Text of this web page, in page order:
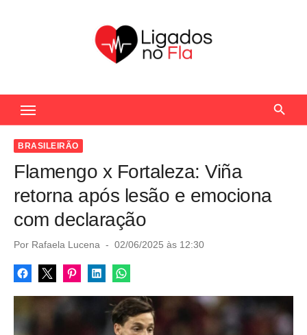
c
BRASILEIRÃO
Flamengo x Fortaleza: Viña
retorna após lesão e emociona
com declaração
Por Rafaela Lucena
P
s
t
d
o
n
02/06/2025 às 12:30